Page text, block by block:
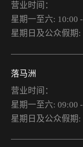
营业时间：
星期一至六: 10:00
星期日及公众假期:
落马洲
营业时间：
星期一至六: 09:00
星期日及公众假期: